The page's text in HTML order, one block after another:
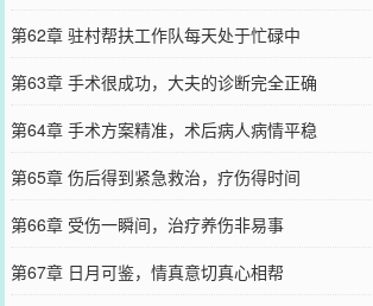
第62章 驻村帮扶工作队每天处于忙碌中
第63章 手术很成功，大夫的诊断完全正确
第64章 手术方案精准，术后病人病情平稳
第65章 伤后得到紧急救治，疗伤得时间
第66章 受伤一瞬间，治疗养伤非易事
第67章 日月可鉴，情真意切真心相帮